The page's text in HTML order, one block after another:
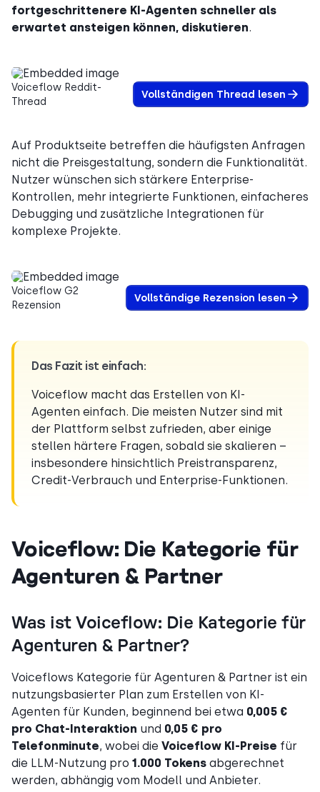
fortgeschrittenere KI-Agenten schneller als
erwartet ansteigen können, diskutieren.
Voiceflow Reddit-
Thread
Vollständigen Thread lesen
Auf Produktseite betreffen die häufigsten Anfragen
nicht die Preisgestaltung, sondern die Funktionalität.
Nutzer wünschen sich stärkere Enterprise-
Kontrollen, mehr integrierte Funktionen, einfacheres
Debugging und zusätzliche Integrationen für
komplexe Projekte.
Voiceflow G2
Rezension
Vollständige Rezension lesen
Das Fazit ist einfach:
Voiceflow macht das Erstellen von KI-
Agenten einfach. Die meisten Nutzer sind mit
der Plattform selbst zufrieden, aber einige
stellen härtere Fragen, sobald sie skalieren –
insbesondere hinsichtlich Preistransparenz,
Credit-Verbrauch und Enterprise-Funktionen.
Voiceflow: Die Kategorie für
Agenturen & Partner
Was ist Voiceflow: Die Kategorie für
Agenturen & Partner?
Voiceflows Kategorie für Agenturen & Partner ist ein
nutzungsbasierter Plan zum Erstellen von KI-
Agenten für Kunden, beginnend bei etwa 0,005 €
pro Chat-Interaktion und 0,05 € pro
Telefonminute, wobei die Voiceflow KI-Preise für
die LLM-Nutzung pro 1.000 Tokens abgerechnet
werden, abhängig vom Modell und Anbieter.